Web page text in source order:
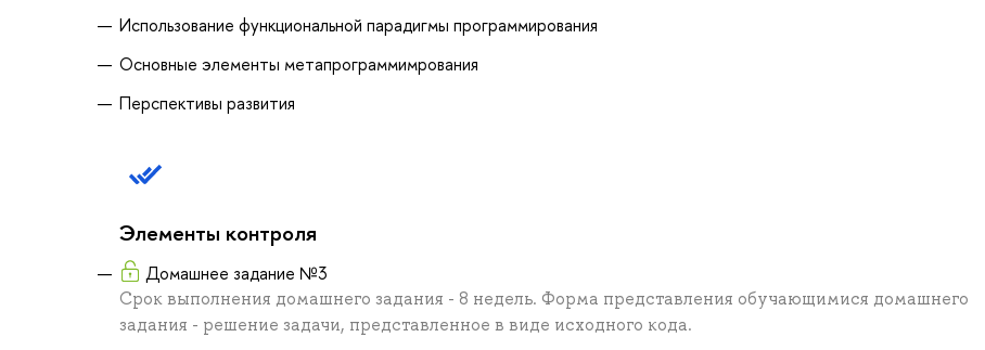
Использование функциональной парадигмы программирования
Основные элементы метапрограммимрования
Перспективы развития
Элементы контроля
Домашнее задание №3
Срок выполнения домашнего задания - 8 недель. Форма представления обучающимися домашнего
задания - решение задачи, представленное в виде исходного кода.